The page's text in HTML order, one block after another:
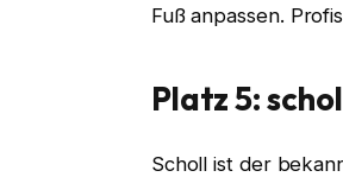
Fuß anpassen.
Platz 5:
Scholl ist der